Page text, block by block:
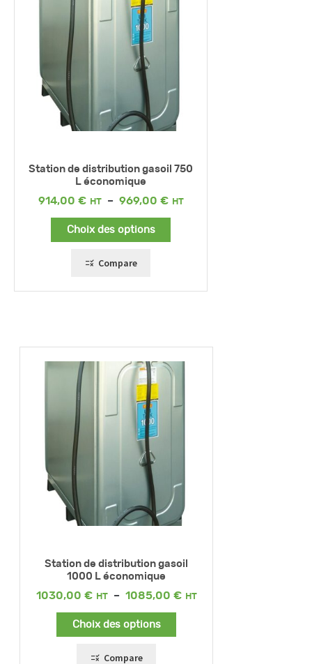
Station de distribution gasoil 750
L économique
914,00 € – 969,00 €
Plage
Choix des options
Compare
Station de distribution gasoil
1000 L économique
1030,00 € – 1085,00 €
Plage
Choix des options
Compare